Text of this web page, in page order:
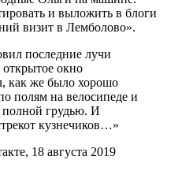
и выложить в блоги
визит в Лемболово».
последние лучи
открытое окно
как же было хорошо
полям на велосипеде и
полной грудью. И
кузнечиков…»
18 августа 2019